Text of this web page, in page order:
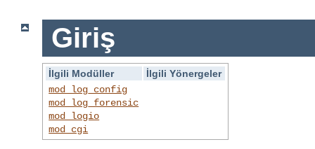
Giriş
İlgili Modüller
İlgili Yönergeler
mod_log_config
mod_log_forensic
mod_logio
mod_cgi